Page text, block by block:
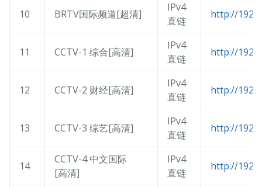
10 BRTV国际频道[超清]
IPv4
直链
http://
11 CCTV-1 综合[高清]
IPv4
直链
http://
12 CCTV-2 财经[高清]
IPv4
直链
http://
13 CCTV-3 综艺[高清]
IPv4
直链
http://
14
CCTV-4 中文国际
[高清]
IPv4
直链
http://